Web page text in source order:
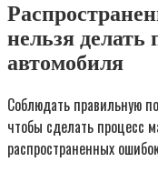
нельзя
автомобиля
Соблюдать правильную
чтобы сделать процесс
распространенных